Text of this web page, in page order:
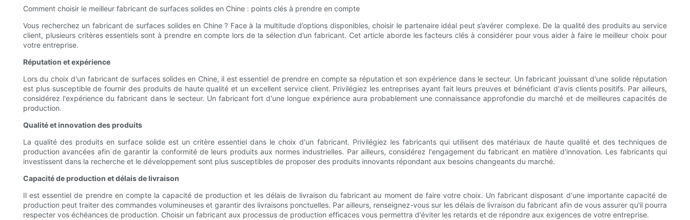
Comment choisir le meilleur fabricant de surfaces solides en Chine : points clés à prendre en compte
Vous recherchez un fabricant de surfaces solides en Chine ? Face à la multitude d’options disponibles, choisir le partenaire idéal peut s’avérer complexe. De la qualité des produits au service
client, plusieurs critères essentiels sont à prendre en compte lors de la sélection d’un fabricant. Cet article aborde les facteurs clés à considérer pour vous aider à faire le meilleur choix pour
votre entreprise.
Réputation et expérience
Lors du choix d'un fabricant de surfaces solides en Chine, il est essentiel de prendre en compte sa réputation et son expérience dans le secteur. Un fabricant jouissant d'une solide réputation
est plus susceptible de fournir des produits de haute qualité et un excellent service client. Privilégiez les entreprises ayant fait leurs preuves et bénéficiant d'avis clients positifs. Par ailleurs,
considérez l'expérience du fabricant dans le secteur. Un fabricant fort d'une longue expérience aura probablement une connaissance approfondie du marché et de meilleures capacités de
production.
Qualité et innovation des produits
La qualité des produits en surface solide est un critère essentiel dans le choix d'un fabricant. Privilégiez les fabricants qui utilisent des matériaux de haute qualité et des techniques de
production avancées afin de garantir la conformité de leurs produits aux normes industrielles. Par ailleurs, considérez l'engagement du fabricant en matière d'innovation. Les fabricants qui
investissent dans la recherche et le développement sont plus susceptibles de proposer des produits innovants répondant aux besoins changeants du marché.
Capacité de production et délais de livraison
Il est essentiel de prendre en compte la capacité de production et les délais de livraison du fabricant au moment de faire votre choix. Un fabricant disposant d'une importante capacité de
production peut traiter des commandes volumineuses et garantir des livraisons ponctuelles. Par ailleurs, renseignez-vous sur les délais de livraison du fabricant afin de vous assurer qu'il pourra
respecter vos échéances de production. Choisir un fabricant aux processus de production efficaces vous permettra d'éviter les retards et de répondre aux exigences de votre entreprise.